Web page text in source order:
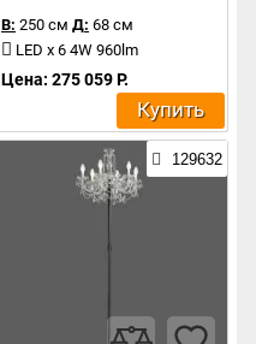
В: 250 см Д: 68 см
LED x 6 4W 960lm
Цена: 275 059 Р.
Купить
129632